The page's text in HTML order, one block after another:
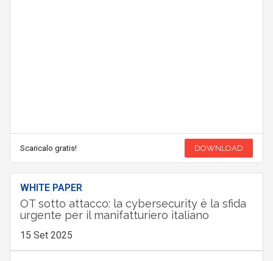
Scaricalo gratis! DOWNLOAD
WHITE PAPER
OT sotto attacco: la cybersecurity è la sfida
urgente per il manifatturiero italiano
15 Set 2025